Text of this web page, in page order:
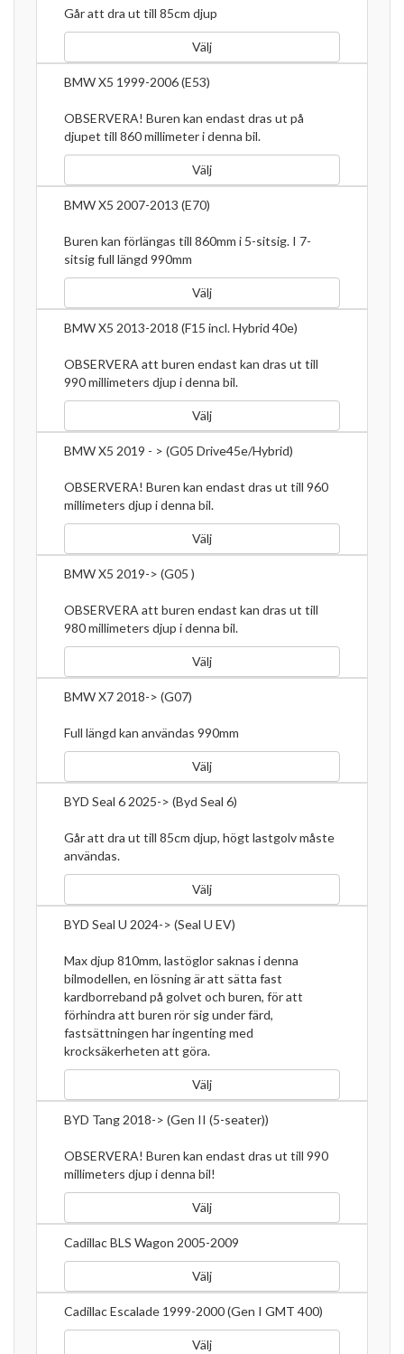
Går att dra ut till 85cm djup
Välj
BMW X5 1999-2006 (E53)
OBSERVERA! Buren kan endast dras ut på
djupet till 860 millimeter i denna bil.
Välj
BMW X5 2007-2013 (E70)
Buren kan förlängas till 860mm i 5-sitsig. I 7-
sitsig full längd 990mm
Välj
BMW X5 2013-2018 (F15 incl. Hybrid 40e)
OBSERVERA att buren endast kan dras ut till
990 millimeters djup i denna bil.
Välj
BMW X5 2019 - > (G05 Drive45e/Hybrid)
OBSERVERA! Buren kan endast dras ut till 960
millimeters djup i denna bil.
Välj
BMW X5 2019-> (G05 )
OBSERVERA att buren endast kan dras ut till
980 millimeters djup i denna bil.
Välj
BMW X7 2018-> (G07)
Full längd kan användas 990mm
Välj
BYD Seal 6 2025-> (Byd Seal 6)
Går att dra ut till 85cm djup, högt lastgolv måste
användas.
Välj
BYD Seal U 2024-> (Seal U EV)
Max djup 810mm, lastöglor saknas i denna
bilmodellen, en lösning är att sätta fast
kardborreband på golvet och buren, för att
förhindra att buren rör sig under färd,
fastsättningen har ingenting med
krocksäkerheten att göra.
Välj
BYD Tang 2018-> (Gen II (5-seater))
OBSERVERA! Buren kan endast dras ut till 990
millimeters djup i denna bil!
Välj
Cadillac BLS Wagon 2005-2009
Välj
Cadillac Escalade 1999-2000 (Gen I GMT 400)
Välj